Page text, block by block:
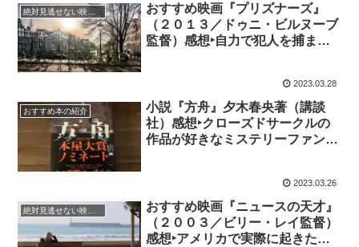
絶対見逃せない映画 おすすめ
おすすめ映画『プリズナーズ』
（２０１３／ドゥニ・ビルヌーブ
監督）感想‣自力で犯人を捕まえ
2023.03.28
おすすめ本の紹介
小説『方舟』夕木春央著（講談
社）感想‣クローズドサークルの
作品が好きなミステリーファン必
2023.03.26
絶対見逃せない映画 おすすめ
おすすめ映画『ニュースの天才』
（２００３／ビリー・レイ監督）
感想‣アメリカで実際に起きた、